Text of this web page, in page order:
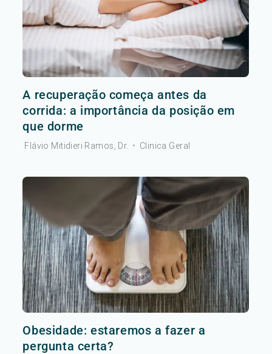
A recuperação começa antes da
corrida: a importância da posição em
que dorme
Flávio Mitidieri Ramos, Dr. • Clinica Geral
Obesidade: estaremos a fazer a
pergunta certa?